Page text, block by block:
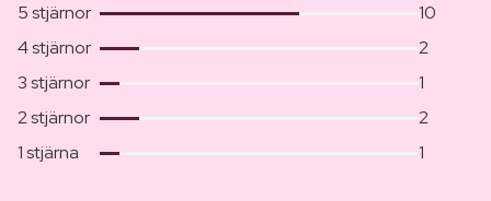
5 stjärnor
10
4 stjärnor
2
3 stjärnor
1
2 stjärnor
2
1 stjärna
1